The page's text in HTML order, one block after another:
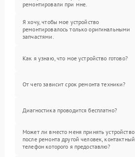
ремонтировали при мне.
Я хочу, чтобы мое устройство
ремонтировалось только оригинальными
запчастями.
Как я узнаю, что мое устройство готово?
От чего зависит срок ремонта техники?
Диагностика проводится бесплатно?
Может ли вместо меня принять устройство
после ремонта другой человек, контактный
телефон которого я предоставлю?